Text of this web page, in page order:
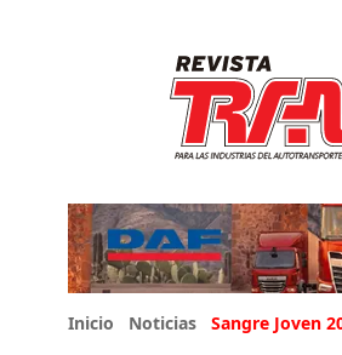
Inicio Noticias Sangre Joven